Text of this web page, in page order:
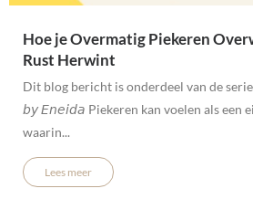
Hoe je Overmatig Piekeren
Rust Herwint
Dit blog bericht is onderdeel van de
𝘣𝘺 𝘌𝘯𝘦𝘪𝘥𝘢 Piekeren kan voelen als een
waarin...
Lees meer